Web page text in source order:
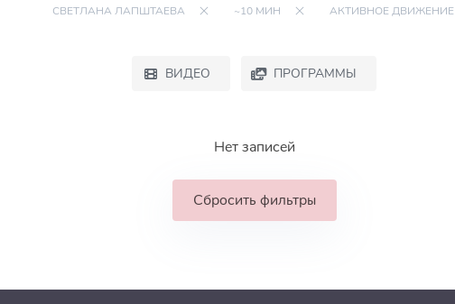
СВЕТЛАНА ЛАПШТАЕВА ~10 МИН АКТИВНОЕ ДВИЖЕНИЕ
ВИДЕО ПРОГРАММЫ
Нет записей
Сбросить фильтры